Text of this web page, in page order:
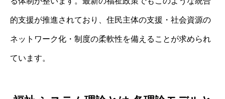
的支援が推進されており、住民主体の支援・社会資源の
ネットワーク化・制度の柔軟性を備えることが求められ
ています。